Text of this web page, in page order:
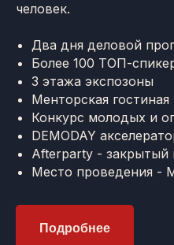
человек.
Два дня деловой
Более 100 ТОП-
3 этажа экспозоны
Менторская гостиная
Конкурс молодых и
DEMODAY
Afterparty - закрытый
Место проведения -
Подробнее